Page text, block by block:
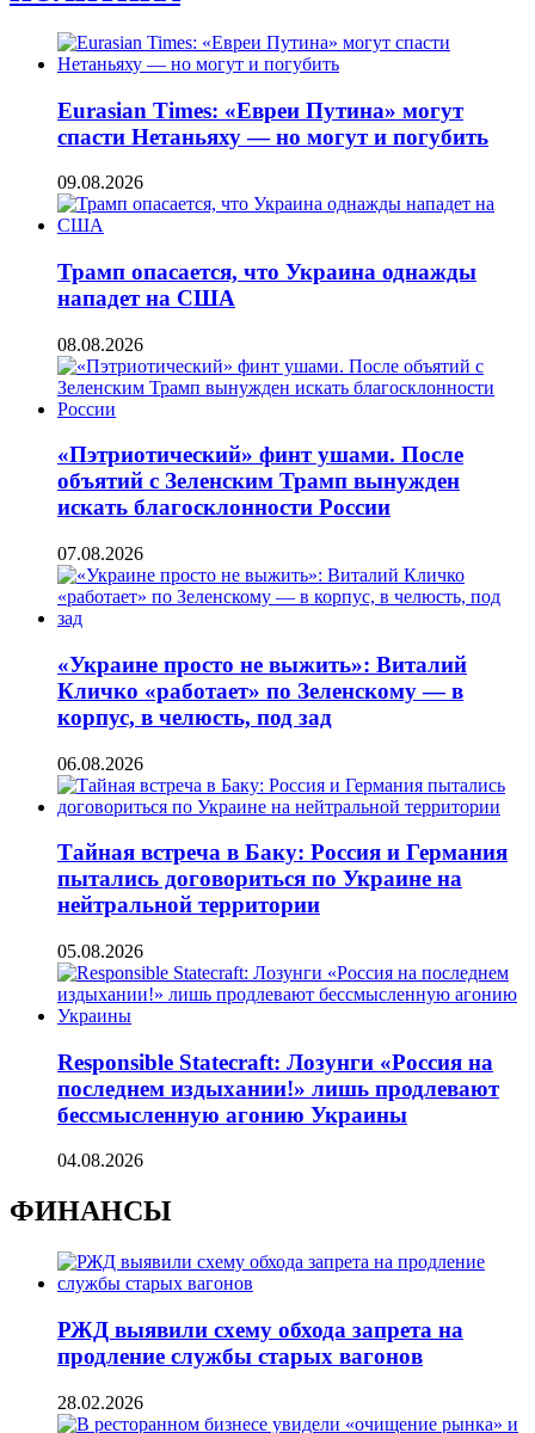
Eurasian Times: «Евреи Путина» могут
спасти Нетаньяху — но могут и погубить
09.08.2026
Трамп опасается, что Украина однажды
нападет на США
08.08.2026
«Пэтриотический» финт ушами. После
объятий с Зеленским Трамп вынужден
искать благосклонности России
07.08.2026
«Украине просто не выжить»: Виталий
Кличко «работает» по Зеленскому — в
корпус, в челюсть, под зад
06.08.2026
Тайная встреча в Баку: Россия и Германия
пытались договориться по Украине на
нейтральной территории
05.08.2026
Responsible Statecraft: Лозунги «Россия на
последнем издыхании!» лишь продлевают
бессмысленную агонию Украины
04.08.2026
ФИНАНСЫ
РЖД выявили схему обхода запрета на
продление службы старых вагонов
28.02.2026